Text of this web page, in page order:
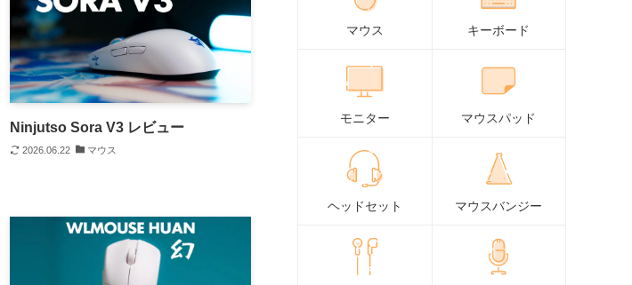
Ninjutso Sora V3 レビュー
2026.06.22 マウス
マウス キーボード
モニター マウスパッド
ヘッドセット マウスバンジー